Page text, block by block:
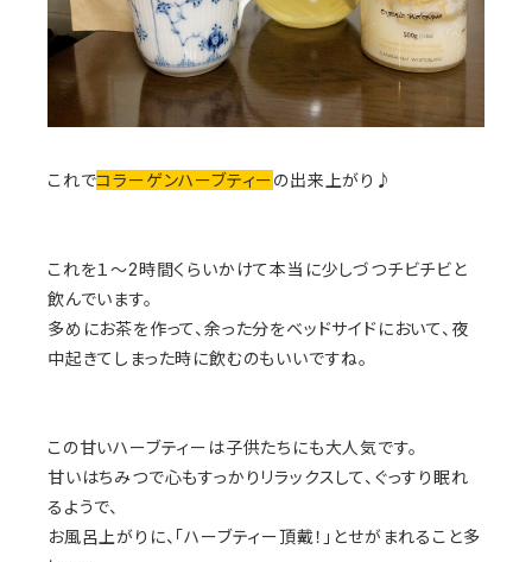
これでコラーゲンハーブティーの出来上がり♪
これを１～2時間くらいかけて本当に少しづつチビチビと
飲んでいます。
多めにお茶を作って、余った分をベッドサイドにおいて、夜
中起きてしまった時に飲むのもいいですね。
この甘いハーブティーは子供たちにも大人気です。
甘いはちみつで心もすっかりリラックスして、ぐっすり眠れ
るようで、
お風呂上がりに、「ハーブティー頂戴！」とせがまれること多